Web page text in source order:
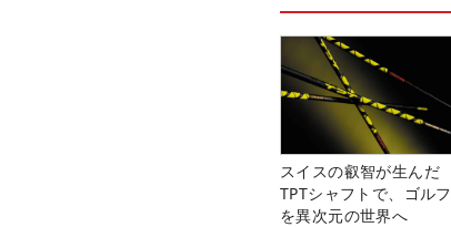
スイスの叡智が生んだ
TPTシャフトで、ゴルフ
を異次元の世界へ